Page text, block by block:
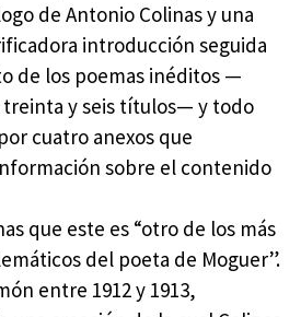
de Antonio Colinas y una
introducción seguida
de los poemas inéditos —
y seis títulos— y todo
cuatro anexos que
sobre el contenido
que este es “otro de los más
del poeta de Moguer”.
entre 1912 y 1913,